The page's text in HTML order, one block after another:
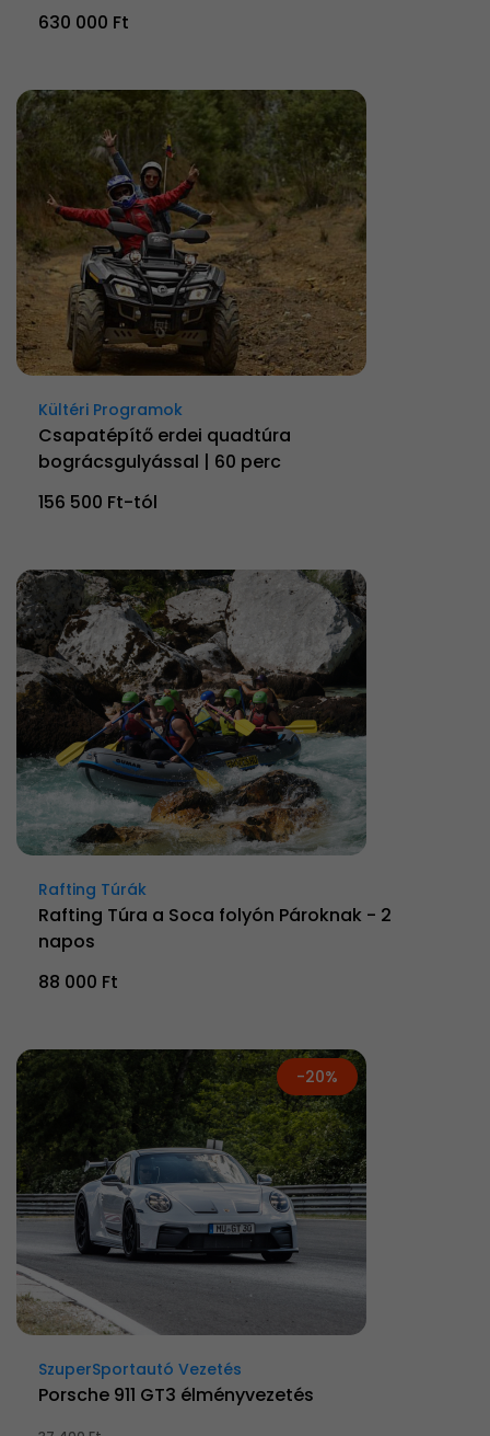
630 000 Ft
Kültéri Programok
Csapatépítő erdei quadtúra
bográcsgulyással | 60 perc
156 500 Ft-tól
Rafting Túrák
Rafting Túra a Soca folyón Pároknak - 2
napos
88 000 Ft
-20%
SzuperSportautó Vezetés
Porsche 911 GT3 élményvezetés